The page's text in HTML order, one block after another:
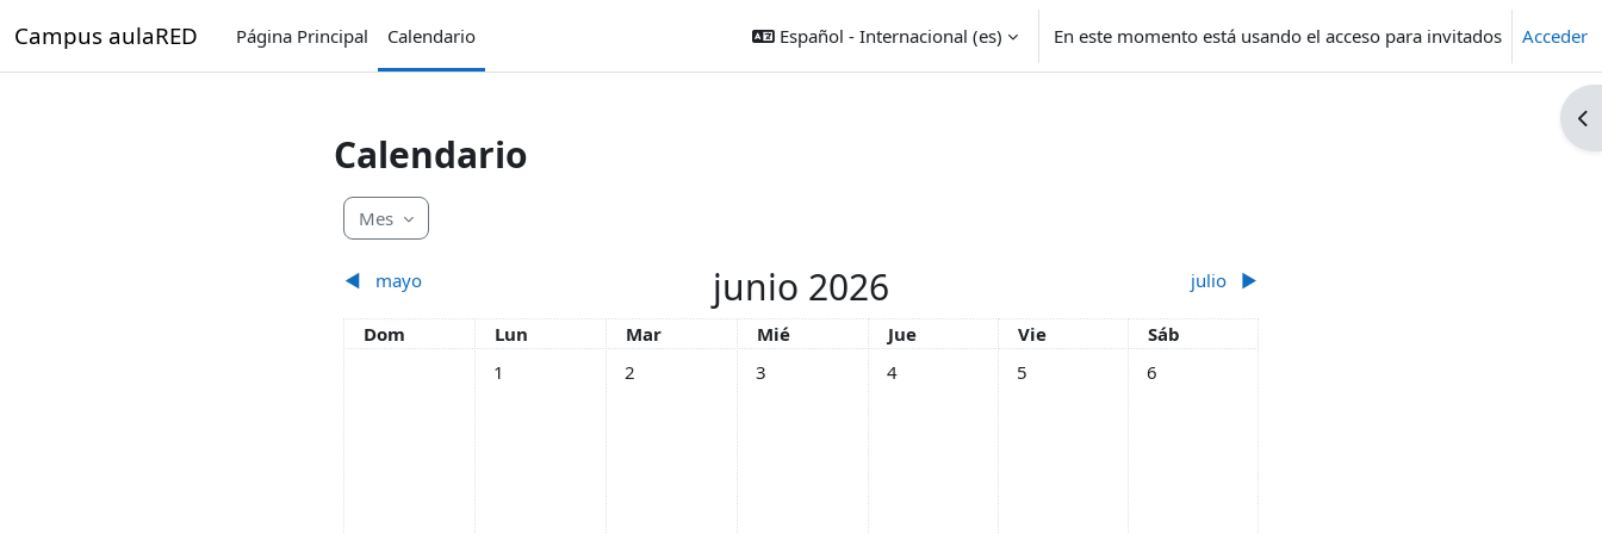
Campus aulaRED Página Principal Calendario Español - Internacional ‎(es)‎ En este momento está usando el acceso para invitados Acceder
Calendario
Mes
◀︎ mayo junio 2026 julio ▶︎
Domingo
Dom Lunes
Lun Martes
Mar Miércoles
Mié Jueves
Jue Viernes
Vie Sábado
Sáb
Sin eventos, lunes, 1 junio
1 Sin eventos, martes, 2 junio
2 Sin eventos, miércoles, 3 junio
3 Sin eventos, jueves, 4 junio
4 Sin eventos, viernes, 5 junio
5 Sin eventos, sábado, 6 junio
6